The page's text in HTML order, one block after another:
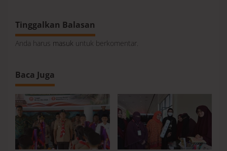
Tinggalkan Balasan
Anda harus masuk untuk berkomentar.
Baca Juga